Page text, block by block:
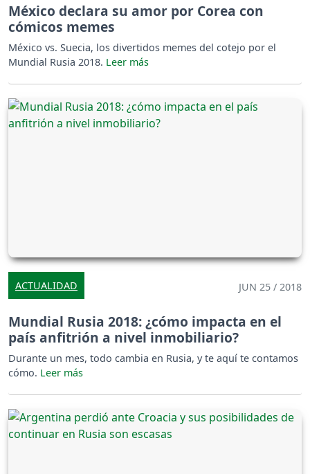
México declara su amor por Corea con
cómicos memes
México vs. Suecia, los divertidos memes del cotejo por el
Mundial Rusia 2018.
ACTUALIDAD JUN 25 / 2018
Mundial Rusia 2018: ¿cómo impacta en el
país anfitrión a nivel inmobiliario?
Durante un mes, todo cambia en Rusia, y te aquí te contamos
cómo.